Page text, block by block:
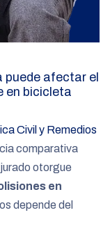
puede afectar el
en bicicleta
Civil y Remedios
comparativa
otorgue
en
depende del